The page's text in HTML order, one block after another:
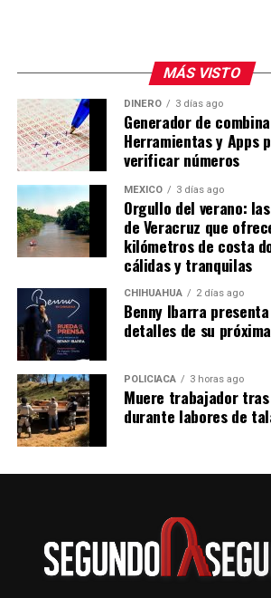
MÁS VISTO
DINERO 3 días ago
Generador de
Herramientas y Apps
verificar números
MÉXICO 3 días ago
Orgullo del verano:
de Veracruz que
kilómetros de costa
cálidas y tranquilas
CHIHUAHUA 2 días ago
Benny Ibarra
detalles de su
POLICIACA 3 horas ago
Muere trabajador
durante labores de